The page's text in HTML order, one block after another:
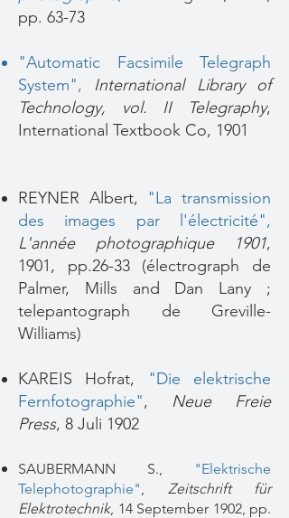
pp. 63-73
"Automatic Facsimile Telegraph
System",
International Library of
Technology, vol. II Telegraphy,
International Textbook Co, 1901
REYNER Albert,
"La transmission
des images par l'électricité",
L'année photographique 1901,
1901, pp.26-33 (électrograph de
Palmer, Mills and Dan Lany ;
telepantograph de Greville-
Williams)
KAREIS Hofrat,
"Die elektrische
Fernfotographie", Neue Freie
Press, 8 Juli 1902
SAUBERMANN S.,
"Elektrische
Telephotographie",
Zeitschrift für
Elektrotechnik, 14 September 1902, pp.